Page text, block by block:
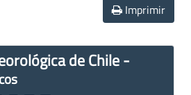
Imprimir
de Chile -